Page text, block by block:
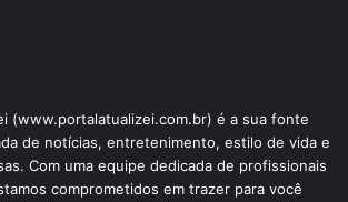
(www.portalatualizei.com.br) é a sua fonte
de notícias, entretenimento, estilo de vida e
Com uma equipe dedicada de profissionais
comprometidos em trazer para você